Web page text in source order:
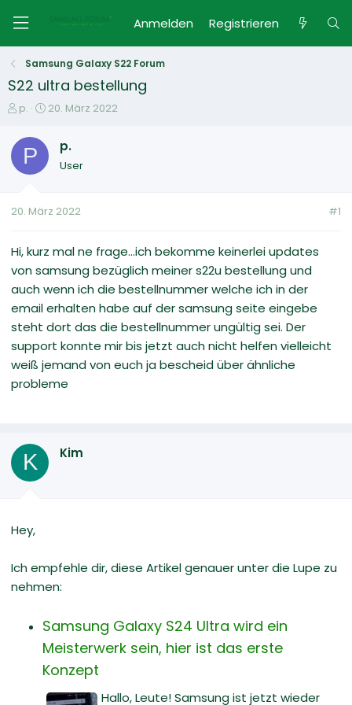
Anmelden Registrieren
Samsung Galaxy S22 Forum
S22 ultra bestellung
E
s
e
e
p.
E
t
t
m
20. März 2022
P p.
User
20. März 2022 #1
Hi, kurz mal ne frage...ich bekomme keinerlei updates
von samsung bezüglich meiner s22u bestellung und
auch wenn ich die bestellnummer welche ich in der
email erhalten habe auf der samsung seite eingebe
steht dort das die bestellnummer ungültig sei. Der
support konnte mir bis jetzt auch nicht helfen vielleicht
weiß jemand von euch ja bescheid über ähnliche
probleme
K Kim
Hey,
Ich empfehle dir, diese Artikel genauer unter die Lupe zu
nehmen:
Samsung Galaxy S24 Ultra wird ein
Meisterwerk sein, hier ist das erste
Konzept
Hallo, Leute! Samsung ist jetzt wieder